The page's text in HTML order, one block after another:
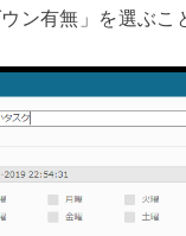
ン有無」を選ぶこ